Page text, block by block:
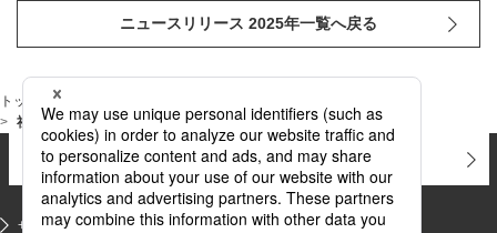
ニュースリリース 2025年一覧へ戻る
トップページ
社会貢献活動の一環として、フェアトレード商品社内販売会を実施
お問い合わせ よくあるご質問
サイトマップ